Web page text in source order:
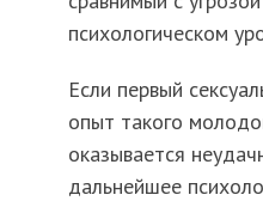
психологическом
Если первый
опыт такого
оказывается
дальнейшее